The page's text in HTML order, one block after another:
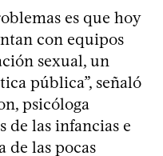
es que hoy
con equipos
sexual, un
pública”, señaló
psicóloga
de las infancias e
de las pocas